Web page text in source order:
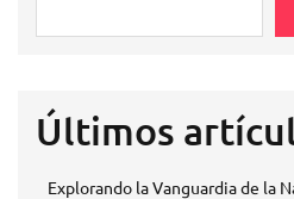
Últimos
Explorando la Vanguardia de la